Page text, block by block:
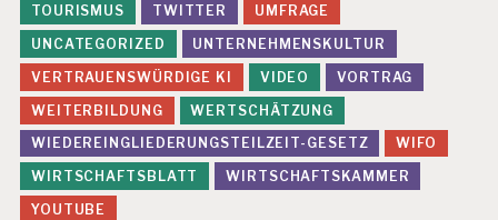
TOURISMUS
TWITTER
UMFRAGE
UNCATEGORIZED
UNTERNEHMENSKULTUR
VERTRAUENSWÜRDIGE KI
VIDEO
VORTRAG
WEITERBILDUNG
WERTSCHÄTZUNG
WIEDEREINGLIEDERUNGSTEILZEIT-GESETZ
WIFO
WIRTSCHAFTSBLATT
WIRTSCHAFTSKAMMER
YOUTUBE